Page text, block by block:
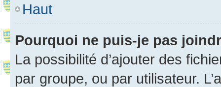
Haut
Pourquoi ne puis-je pas
La possibilité d’ajouter des
par groupe, ou par utilisateur.